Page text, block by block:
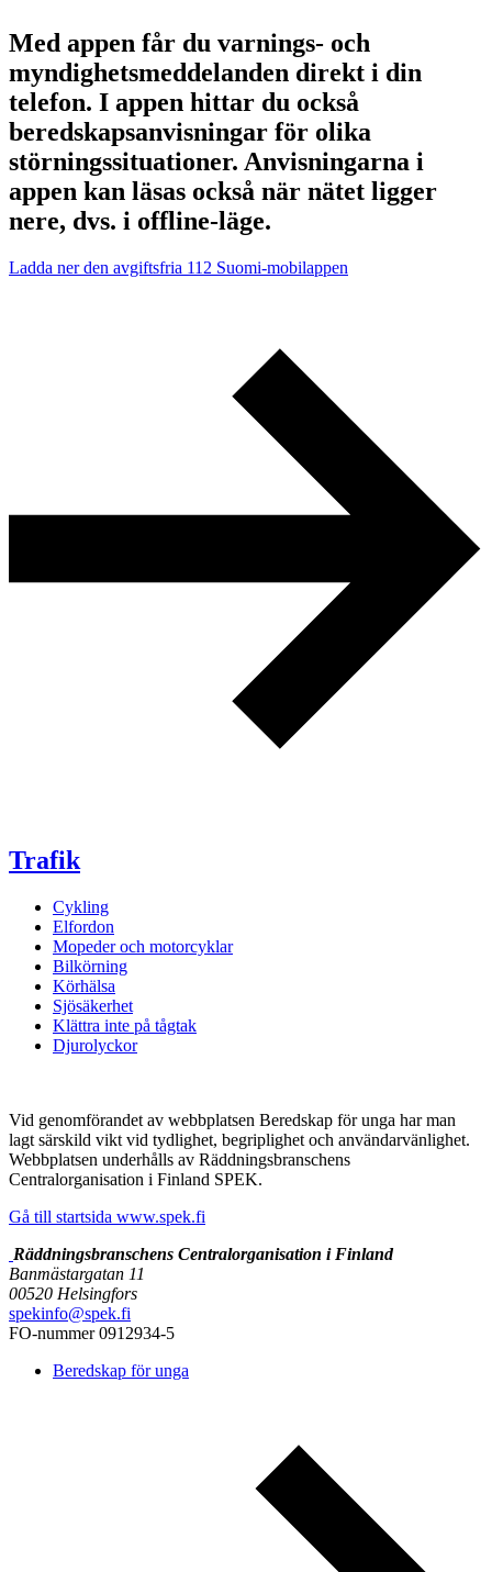
Med appen får du varnings- och
myndighetsmeddelanden direkt i din
telefon. I appen hittar du också
beredskapsanvisningar för olika
störningssituationer. Anvisningarna i
appen kan läsas också när nätet ligger
nere, dvs. i offline-läge.
Ladda ner den avgiftsfria 112 Suomi-mobilappen
Trafik
Cykling
Elfordon
Mopeder och motorcyklar
Bilkörning
Körhälsa
Sjösäkerhet
Klättra inte på tågtak
Djurolyckor
Vid genomförandet av webbplatsen Beredskap för unga har man
lagt särskild vikt vid tydlighet, begriplighet och användarvänlighet.
Webbplatsen underhålls av Räddningsbranschens
Centralorganisation i Finland SPEK.
Gå till startsida www.spek.fi
Räddningsbranschens Centralorganisation i Finland
Banmästargatan 11
00520 Helsingfors
spekinfo@spek.fi
FO-nummer 0912934-5
Beredskap för unga